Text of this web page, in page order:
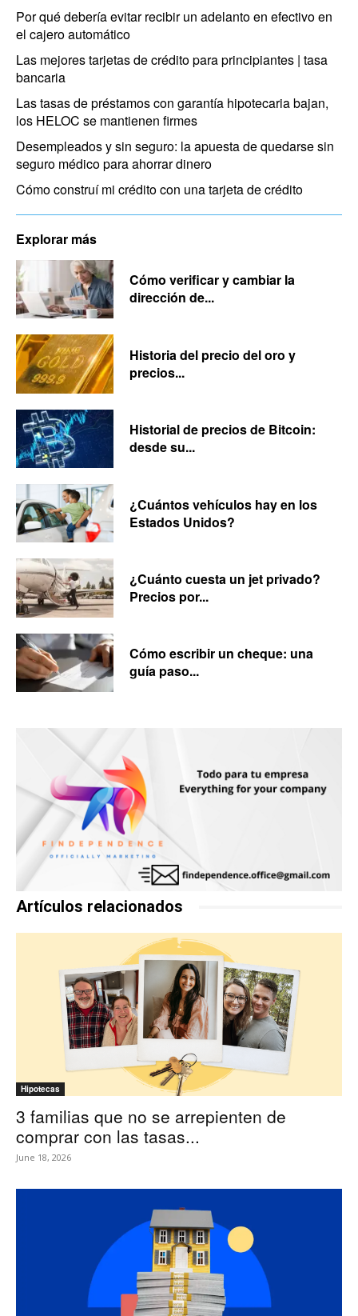
Por qué debería evitar recibir un adelanto en efectivo en
el cajero automático
Las mejores tarjetas de crédito para principiantes | tasa
bancaria
Las tasas de préstamos con garantía hipotecaria bajan,
los HELOC se mantienen firmes
Desempleados y sin seguro: la apuesta de quedarse sin
seguro médico para ahorrar dinero
Cómo construí mi crédito con una tarjeta de crédito
Explorar más
Cómo verificar y cambiar la
dirección de...
Historia del precio del oro y
precios...
Historial de precios de Bitcoin:
desde su...
¿Cuántos vehículos hay en los
Estados Unidos?
¿Cuánto cuesta un jet privado?
Precios por...
Cómo escribir un cheque: una
guía paso...
Artículos relacionados
Hipotecas
3 familias que no se arrepienten de
comprar con las tasas...
June 18, 2026